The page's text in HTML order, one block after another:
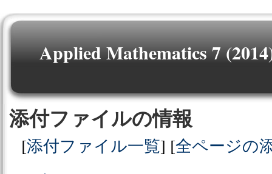
Applied Mathematics 7
添付ファイルの情報
[添付ファイル一覧] [全ページの